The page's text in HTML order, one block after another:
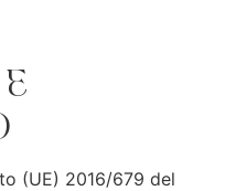
(UE) 2016/679 del